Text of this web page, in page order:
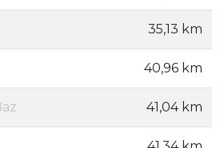
35,13 km
40,96 km
41,04 km